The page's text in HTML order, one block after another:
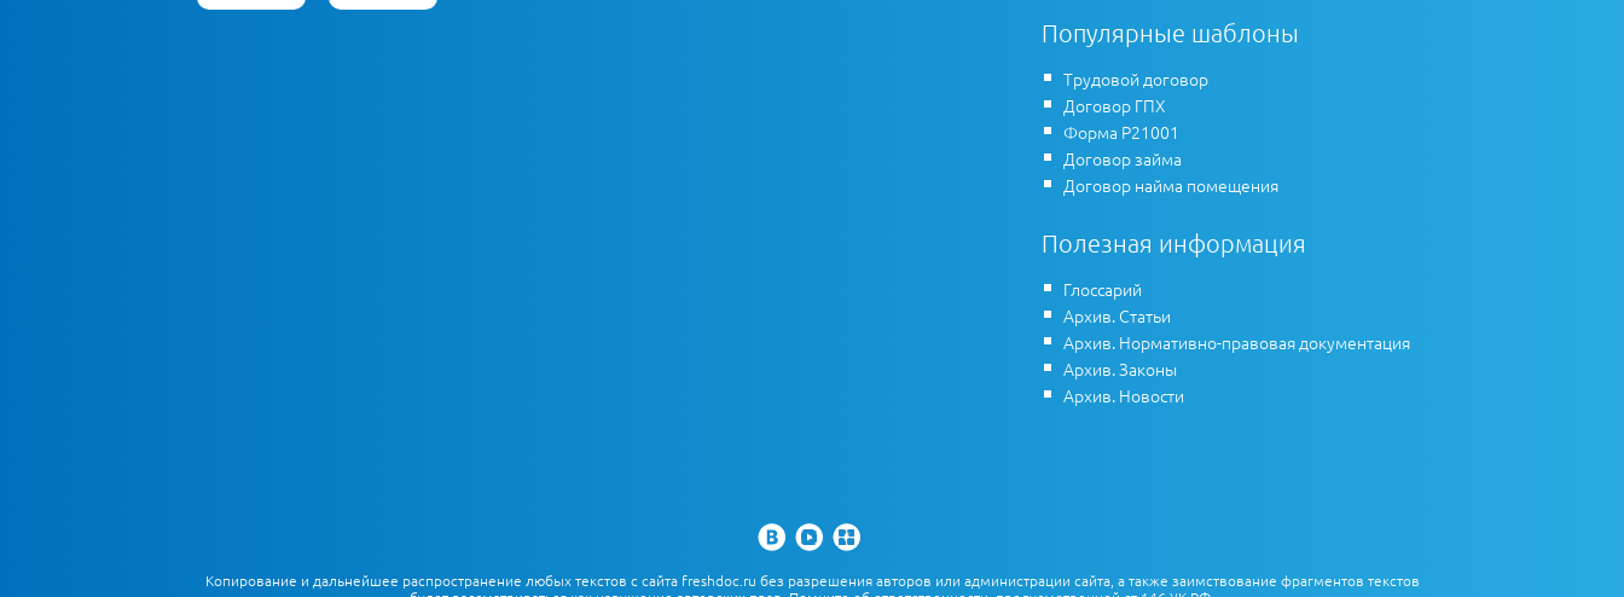
Популярные шаблоны
Трудовой договор
Договор ГПХ
Форма Р21001
Договор займа
Договор найма помещения
Полезная информация
Глоссарий
Архив. Статьи
Архив. Нормативно-правовая документация
Архив. Законы
Архив. Новости
Копирование и дальнейшее распространение любых текстов с сайта freshdoc.ru без разрешения авторов или администрации сайта, а также заимствование фрагментов текстов